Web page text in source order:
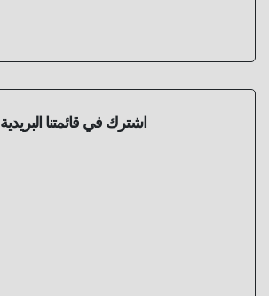
اشترك في قائمتنا البريدية